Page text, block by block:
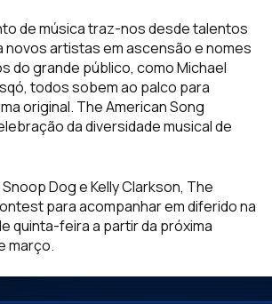
de música traz-nos desde talentos
novos artistas em ascensão e nomes
do grande público, como Michael
todos sobem ao palco para
original. The American Song
da diversidade musical de
Dog e Kelly Clarkson, The
para acompanhar em diferido na
quinta-feira a partir da próxima
março.